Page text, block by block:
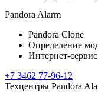
Pandora Alarm
Pandora Clone
Определение
Интернет-
+7 3462 77-96-12
Техцентры Pandora